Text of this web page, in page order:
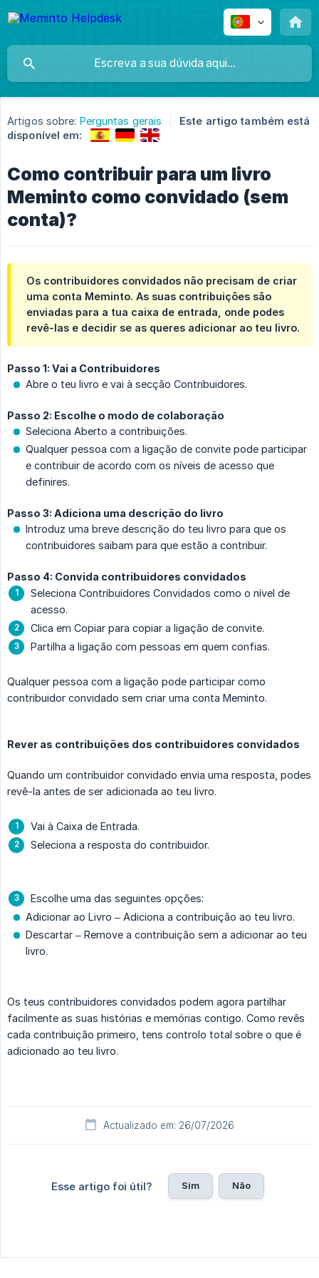
Artigos sobre: Perguntas gerais
Este artigo também está
disponível em:
Como contribuir para um livro
Meminto como convidado (sem
conta)?
Os contribuidores convidados não precisam de criar
uma conta Meminto. As suas contribuições são
enviadas para a tua caixa de entrada, onde podes
revê-las e decidir se as queres adicionar ao teu livro.
Passo 1: Vai a Contribuidores
Abre o teu livro e vai à secção Contribuidores.
Passo 2: Escolhe o modo de colaboração
Seleciona Aberto a contribuições.
Qualquer pessoa com a ligação de convite pode participar
e contribuir de acordo com os níveis de acesso que
definires.
Passo 3: Adiciona uma descrição do livro
Introduz uma breve descrição do teu livro para que os
contribuidores saibam para que estão a contribuir.
Passo 4: Convida contribuidores convidados
Seleciona Contribuidores Convidados como o nível de
acesso.
Clica em Copiar para copiar a ligação de convite.
Partilha a ligação com pessoas em quem confias.
Qualquer pessoa com a ligação pode participar como
contribuidor convidado sem criar uma conta Meminto.
Rever as contribuições dos contribuidores convidados
Quando um contribuidor convidado envia uma resposta, podes
revê-la antes de ser adicionada ao teu livro.
Vai à Caixa de Entrada.
Seleciona a resposta do contribuidor.
Escolhe uma das seguintes opções:
Adicionar ao Livro – Adiciona a contribuição ao teu livro.
Descartar – Remove a contribuição sem a adicionar ao teu
livro.
Os teus contribuidores convidados podem agora partilhar
facilmente as suas histórias e memórias contigo. Como revês
cada contribuição primeiro, tens controlo total sobre o que é
adicionado ao teu livro.
Actualizado em: 26/07/2026
Esse artigo foi útil? Sim Não